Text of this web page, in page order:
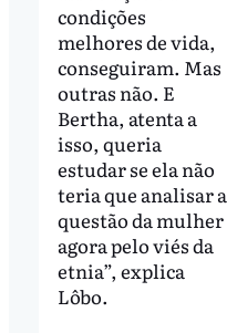
condições
melhores de vida,
conseguiram. Mas
outras não. E
Bertha, atenta a
isso, queria
estudar se ela não
teria que analisar a
questão da mulher
agora pelo viés da
etnia”, explica
Lôbo.